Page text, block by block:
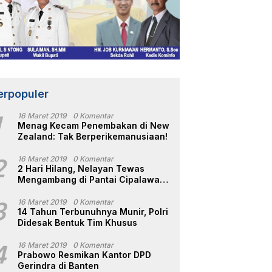
16 Maret 2019 0 Komentar
Menag Kecam Penembakan di New
Zealand: Tak Berperikemanusiaan!
16 Maret 2019 0 Komentar
2 Hari Hilang, Nelayan Tewas
Mengambang di Pantai Cipalawah
16 Maret 2019 0 Komentar
14 Tahun Terbunuhnya Munir, Polri
Didesak Bentuk Tim Khusus
16 Maret 2019 0 Komentar
Prabowo Resmikan Kantor DPD
Gerindra di Banten